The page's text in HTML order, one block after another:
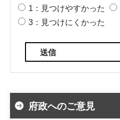
1：見つけやすかった
3：見つけにくかった
府政へのご意見